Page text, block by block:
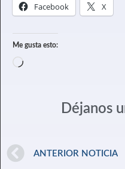
Facebook X
Me gusta esto:
Déjanos
ANTERIOR NOTICIA